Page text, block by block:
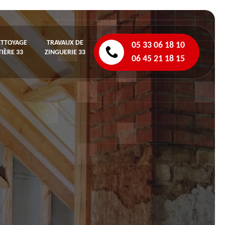
33
TRAVAUX DE
ZINGUERIE 33
05 33 06 18 10
06 45 21 18 15